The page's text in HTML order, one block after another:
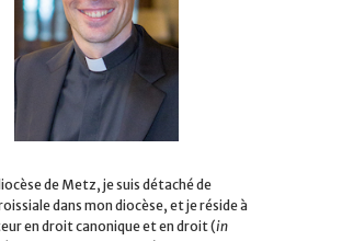
de Metz, je suis détaché de
dans mon diocèse, et je réside à
en droit canonique et en droit (in